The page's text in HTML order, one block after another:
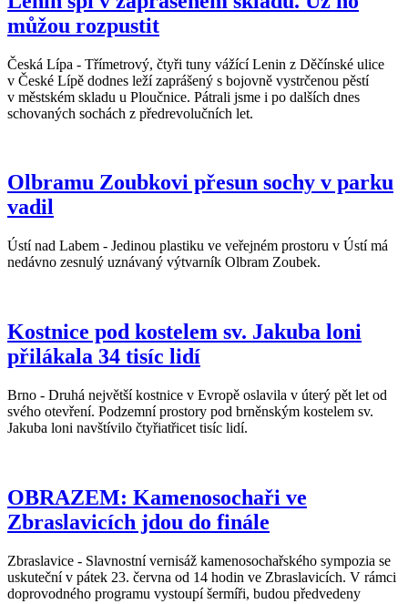
můžou rozpustit
Česká Lípa - Třímetrový, čtyři tuny vážící Lenin z Děčínské ulice
v České Lípě dodnes leží zaprášený s bojovně vystrčenou pěstí
v městském skladu u Ploučnice. Pátrali jsme i po dalších dnes
schovaných sochách z předrevolučních let.
Olbramu Zoubkovi přesun sochy v parku
vadil
Ústí nad Labem - Jedinou plastiku ve veřejném prostoru v Ústí má
nedávno zesnulý uznávaný výtvarník Olbram Zoubek.
Kostnice pod kostelem sv. Jakuba loni
přilákala 34 tisíc lidí
Brno - Druhá největší kostnice v Evropě oslavila v úterý pět let od
svého otevření. Podzemní prostory pod brněnským kostelem sv.
Jakuba loni navštívilo čtyřiatřicet tisíc lidí.
OBRAZEM: Kamenosochaři ve
Zbraslavicích jdou do finále
Zbraslavice - Slavnostní vernisáž kamenosochařského sympozia se
uskuteční v pátek 23. června od 14 hodin ve Zbraslavicích. V rámci
doprovodného programu vystoupí šermíři, budou předvedeny